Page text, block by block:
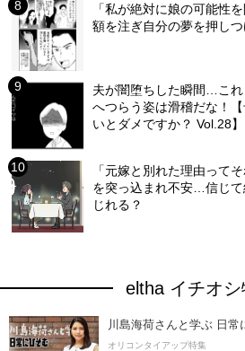
「私が絶対に娘の可能性
額を注ぎ自分の夢を押し
夫が闇堕ちした瞬間…こ
へつらう姿は滑稽だな！
いとダメですか？ Vol.28】
「元嫁と別れた理由って
を突っ込まれ不安…信じ
じれる？
eltha イチオシ
川島海荷さんと学ぶ 日常
オリコンタイアップ特集